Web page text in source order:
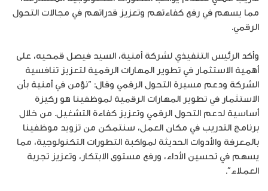
مما يسهم في رفع كفاءتهم وتعزيز قدراتهم في مجالات التحول
الرقمي.
وأكد الرئيس التنفيذي لشركة أمنية، السيد فيصل قمحيه، على
أهمية الاستثمار في تطوير المهارات الرقمية لتعزيز تنافسية
الشركة ودعم مسيرة التحول الرقمي وقال: “نؤمن في أمنية بأن
الاستثمار في تطوير المهارات الرقمية لموظفينا هو ركيزة
أساسية لدعم التحول الرقمي وتعزيز كفاءة التشغيل. من خلال
برنامج التدريب في مكان العمل، سنتمكن من تزويد موظفينا
بالمعرفة والأدوات الحديثة لمواكبة التطورات التكنولوجية، مما
يسهم في تحسين الأداء، ورفع مستوى الابتكار، وتعزيز تجربة
العملاء”.